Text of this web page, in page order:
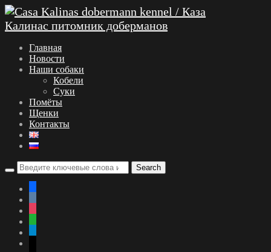
Главная
Новости
Наши собаки
Кобели
Суки
Помёты
Щенки
Контакты